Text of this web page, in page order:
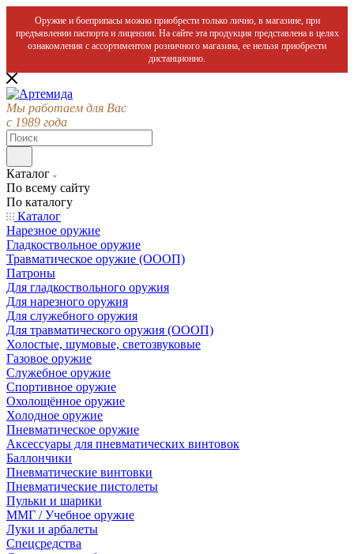
Оружие и боеприпасы можно приобрести только лично, в магазине, при
предъявлении паспорта и лицензии. На сайте эта продукция представлена в целях
ознакомления с ассортиментом розничного магазина, ее нельзя приобрести
дистанционно.
Мы работаем для Вас
с 1989 года
Каталог
По всему сайту
По каталогу
Каталог
Нарезное оружие
Гладкоствольное оружие
Травматическое оружие (ОООП)
Патроны
Для гладкоствольного оружия
Для нарезного оружия
Для служебного оружия
Для травматического оружия (ОООП)
Холостые, шумовые, светозвуковые
Газовое оружие
Служебное оружие
Спортивное оружие
Охолощённое оружие
Холодное оружие
Пневматическое оружие
Аксессуары для пневматических винтовок
Баллончики
Пневматические винтовки
Пневматические пистолеты
Пульки и шарики
ММГ / Учебное оружие
Луки и арбалеты
Спецсредства